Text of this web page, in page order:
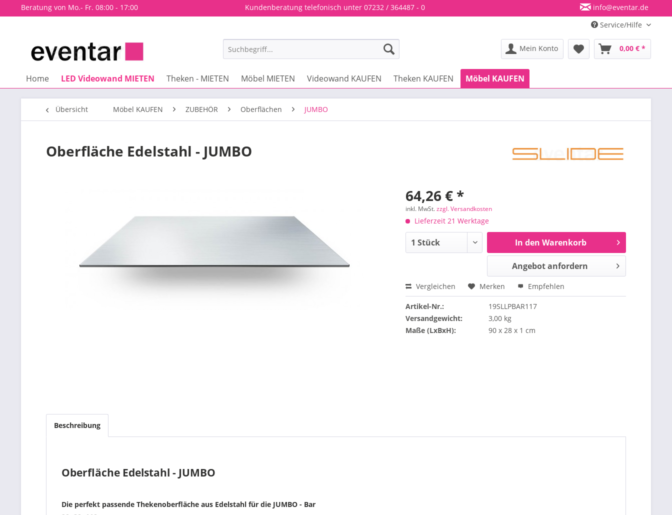
Beratung von Mo.- Fr. 08:00 - 17:00 Kundenberatung telefonisch unter 07232 / 364487 - 0
info@eventar.de
Service/Hilfe
Mein Konto 0,00 € *
Home LED Videowand MIETEN Theken - MIETEN Möbel MIETEN Videowand KAUFEN Theken KAUFEN Möbel KAUFEN
Übersicht Möbel KAUFEN ZUBEHÖR Oberflächen JUMBO
Oberfläche Edelstahl - JUMBO
64,26 € *
inkl. MwSt.zzgl. Versandkosten
Lieferzeit 21 Werktage
In den Warenkorb
Angebot anfordern
Vergleichen Merken Empfehlen
Artikel-Nr.:
19SLLPBAR117
Versandgewicht:
3,00 kg
Maße (LxBxH):
90 x 28 x 1 cm
Beschreibung
Oberfläche Edelstahl - JUMBO
Die perfekt passende Thekenoberfläche aus Edelstahl für die JUMBO - Bar